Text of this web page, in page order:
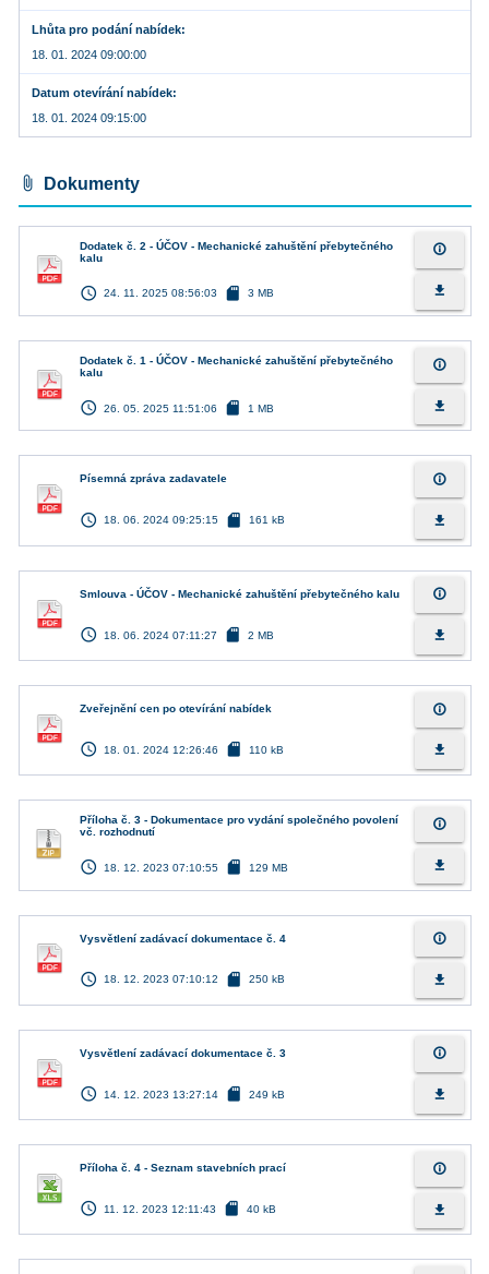
Lhůta pro podání nabídek
18. 01. 2024 09:00:00
Datum otevírání nabídek
18. 01. 2024 09:15:00
attach_file Dokumenty
Dodatek č. 2 - ÚČOV - Mechanické zahuštění přebytečného
kalu
access_time 24. 11. 2025 08:56:03 sd_card 3 MB
info_outline
file_download
Dodatek č. 1 - ÚČOV - Mechanické zahuštění přebytečného
kalu
access_time 26. 05. 2025 11:51:06 sd_card 1 MB
info_outline
file_download
Písemná zpráva zadavatele
access_time 18. 06. 2024 09:25:15 sd_card 161 kB
info_outline
file_download
Smlouva - ÚČOV - Mechanické zahuštění přebytečného kalu
access_time 18. 06. 2024 07:11:27 sd_card 2 MB
info_outline
file_download
Zveřejnění cen po otevírání nabídek
access_time 18. 01. 2024 12:26:46 sd_card 110 kB
info_outline
file_download
Příloha č. 3 - Dokumentace pro vydání společného povolení
vč. rozhodnutí
access_time 18. 12. 2023 07:10:55 sd_card 129 MB
info_outline
file_download
Vysvětlení zadávací dokumentace č. 4
access_time 18. 12. 2023 07:10:12 sd_card 250 kB
info_outline
file_download
Vysvětlení zadávací dokumentace č. 3
access_time 14. 12. 2023 13:27:14 sd_card 249 kB
info_outline
file_download
Příloha č. 4 - Seznam stavebních prací
access_time 11. 12. 2023 12:11:43 sd_card 40 kB
info_outline
file_download